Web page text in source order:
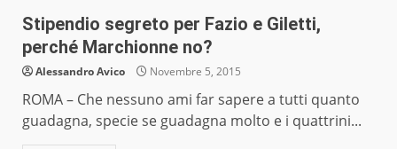
Stipendio segreto per Fazio e Giletti,
perché Marchionne no?
Alessandro Avico Novembre 5, 2015
ROMA – Che nessuno ami far sapere a tutti quanto
guadagna, specie se guadagna molto e i quattrini...